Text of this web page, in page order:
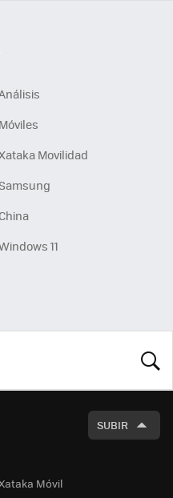
Móviles
Movilidad
China
11
SUBIR
Móvil